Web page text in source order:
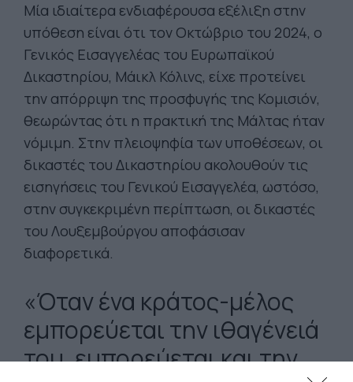
Μία ιδιαίτερα ενδιαφέρουσα εξέλιξη στην
υπόθεση είναι ότι τον Οκτώβριο του 2024, ο
Γενικός Εισαγγελέας του Ευρωπαϊκού
Δικαστηρίου, Μάικλ Κόλινς, είχε προτείνει
την απόρριψη της προσφυγής της Κομισιόν,
θεωρώντας ότι η πρακτική της Μάλτας ήταν
νόμιμη. Στην πλειοψηφία των υποθέσεων, οι
δικαστές του Δικαστηρίου ακολουθούν τις
εισηγήσεις του Γενικού Εισαγγελέα, ωστόσο,
στην συγκεκριμένη περίπτωση, οι δικαστές
του Λουξεμβούργου αποφάσισαν
διαφορετικά.
«Όταν ένα κράτος-μέλος
εμπορεύεται την ιθαγένειά
του, εμπορεύεται και την